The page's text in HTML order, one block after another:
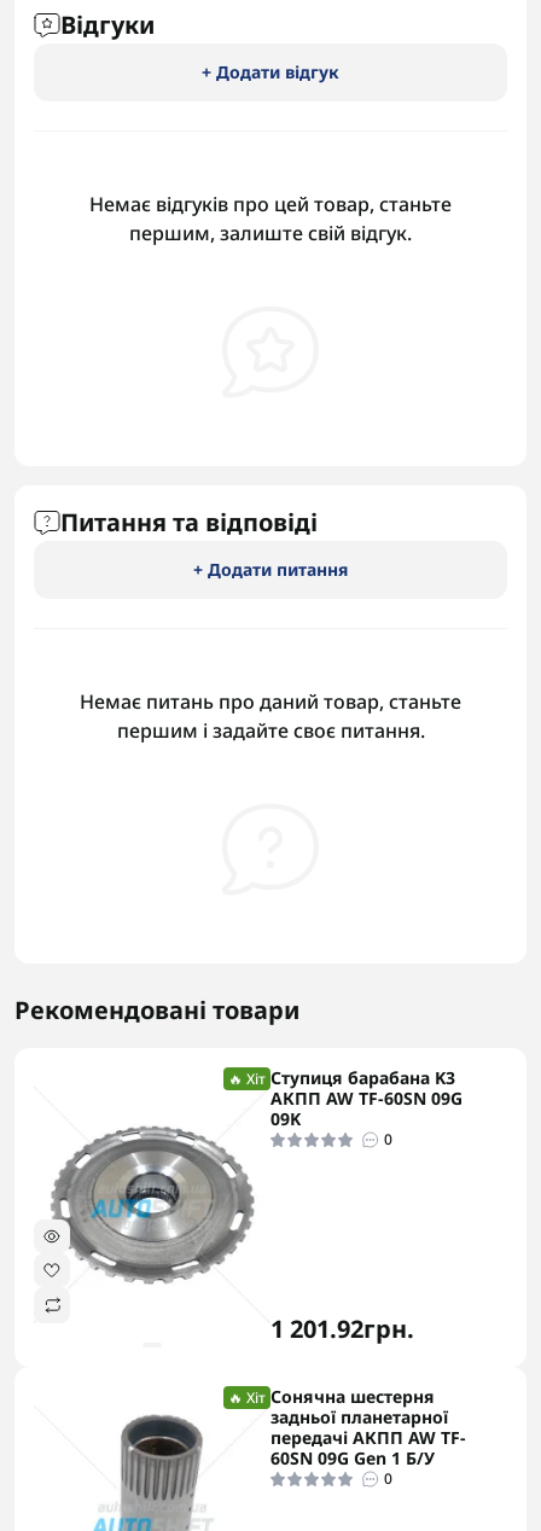
Відгуки
+ Додати відгук
Немає відгуків про цей товар, станьте
першим, залиште свій відгук.
Питання та відповіді
+ Додати питання
Немає питань про даний товар, станьте
першим і задайте своє питання.
Рекомендовані товари
🔥 Хіт Ступиця барабана K3
АКПП AW TF-60SN 09G
09K
0
1 201.92грн.
🔥 Хіт Сонячна шестерня
задньої планетарної
передачі АКПП AW TF-
60SN 09G Gen 1 Б/У
0